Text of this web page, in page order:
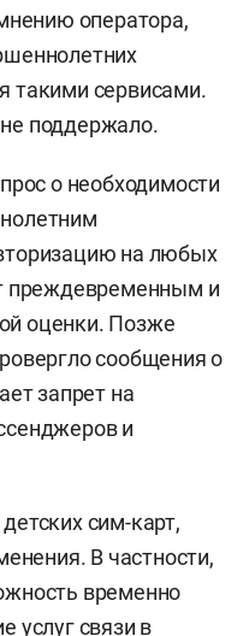
оператора,
такими сервисами.
поддержало.
о необходимости
на любых
преждевременным и
оценки. Позже
сообщения о
запрет на
и
сим-карт,
В частности,
временно
услуг связи в